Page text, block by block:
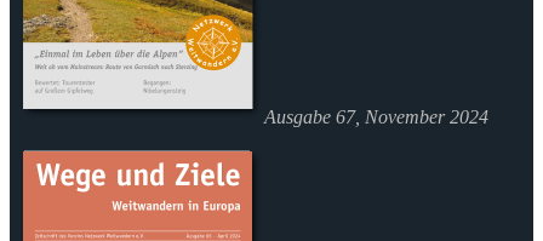
Ausgabe 67, November 2024